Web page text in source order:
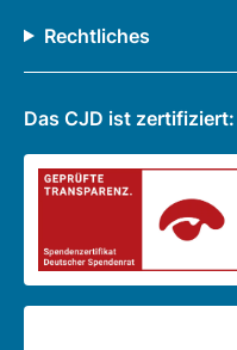
Rechtliches
Das CJD ist zertifiziert: